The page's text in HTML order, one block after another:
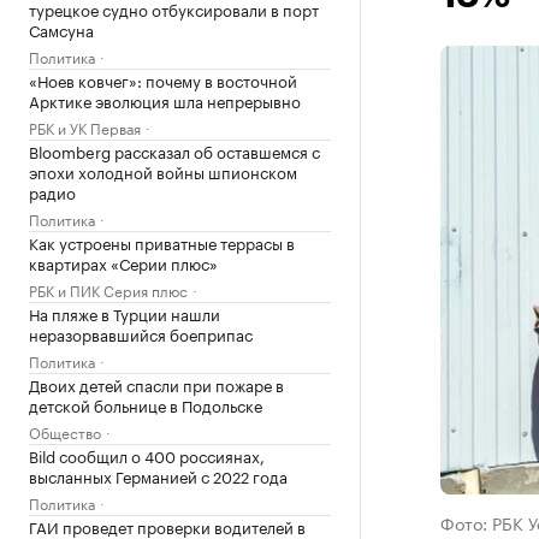
турецкое судно отбуксировали в порт
Самсуна
Политика
«Ноев ковчег»: почему в восточной
Арктике эволюция шла непрерывно
РБК и УК Первая
Bloomberg рассказал об оставшемся с
эпохи холодной войны шпионском
радио
Политика
Как устроены приватные террасы в
квартирах «Серии плюс»
РБК и ПИК Серия плюс
На пляже в Турции нашли
неразорвавшийся боеприпас
Политика
Двоих детей спасли при пожаре в
детской больнице в Подольске
Общество
Bild сообщил о 400 россиянах,
высланных Германией с 2022 года
Политика
ГАИ проведет проверки водителей в
Фото: РБК